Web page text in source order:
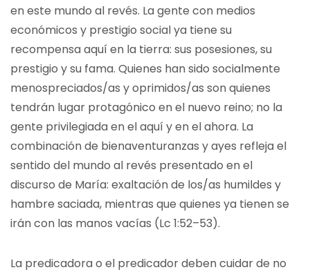
en este mundo al revés. La gente con medios
económicos y prestigio social ya tiene su
recompensa aquí en la tierra: sus posesiones, su
prestigio y su fama. Quienes han sido socialmente
menospreciados/as y oprimidos/as son quienes
tendrán lugar protagónico en el nuevo reino; no la
gente privilegiada en el aquí y en el ahora. La
combinación de bienaventuranzas y ayes refleja el
sentido del mundo al revés presentado en el
discurso de María: exaltación de los/as humildes y
hambre saciada, mientras que quienes ya tienen se
irán con las manos vacías (Lc 1:52–53).
La predicadora o el predicador deben cuidar de no